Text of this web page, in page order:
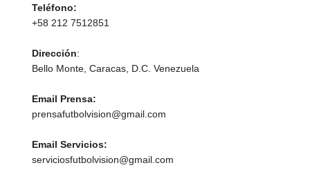
Teléfono:
+58 212 7512851
Dirección:
Bello Monte, Caracas, D.C. Venezuela
Email Prensa:
prensafutbolvision@gmail.com
Email Servicios:
serviciosfutbolvision@gmail.com